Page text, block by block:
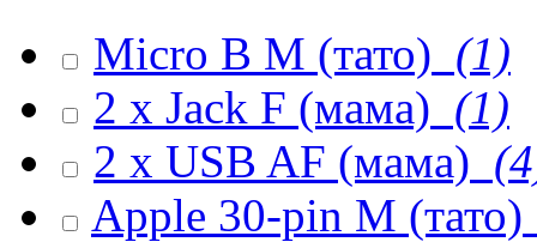
Micro B M (тато) (1)
2 x Jack F (мама) (1)
2 x USB AF (мама)
Apple 30-pin M (тато)